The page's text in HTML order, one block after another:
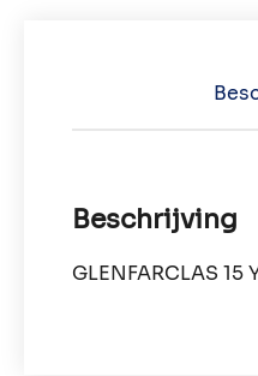
Beschrijving
GLENFARCLAS 15